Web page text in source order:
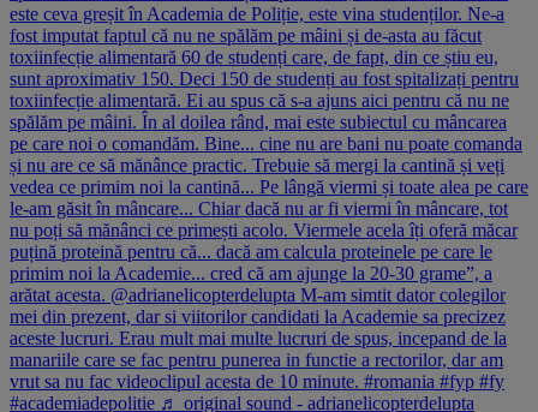
este ceva greșit în Academia de Poliție, este vina studenților. Ne-a
fost imputat faptul că nu ne spălăm pe mâini și de-asta au făcut
toxiinfecție alimentară 60 de studenți care, de fapt, din ce știu eu,
sunt aproximativ 150. Deci 150 de studenți au fost spitalizați pentru
toxiinfecție alimentară. Ei au spus că s-a ajuns aici pentru că nu ne
spălăm pe mâini. În al doilea rând, mai este subiectul cu mâncarea
pe care noi o comandăm. Bine... cine nu are bani nu poate comanda
și nu are ce să mănânce practic. Trebuie să mergi la cantină și veți
vedea ce primim noi la cantină... Pe lângă viermi și toate alea pe care
le-am găsit în mâncare... Chiar dacă nu ar fi viermi în mâncare, tot
nu poți să mănânci ce primești acolo. Viermele acela îți oferă măcar
puțină proteină pentru că... dacă am calcula proteinele pe care le
primim noi la Academie... cred că am ajunge la 20-30 grame”, a
arătat acesta. @adrianelicopterdelupta M-am simtit dator colegilor
mei din prezent, dar si viitorilor candidati la Academie sa precizez
aceste lucruri. Erau mult mai multe lucruri de spus, incepand de la
manariile care se fac pentru punerea in functie a rectorilor, dar am
vrut sa nu fac videoclipul acesta de 10 minute. #romania #fyp #fy
#academiadepolitie ♬ original sound - adrianelicopterdelupta